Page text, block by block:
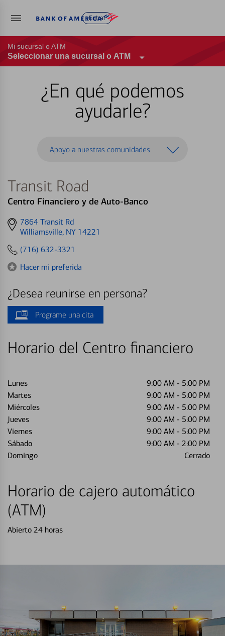
Entrar
Mi sucursal o ATM
Seleccionar una sucursal o ATM
¿En qué podemos
ayudarle?
Apoyo a nuestras comunidades
Transit Road
Centro Financiero y de Auto-Banco
Get
directions
7864 Transit Rd
Williamsville, NY 14221
(716) 632-3321
Hacer mi preferida
¿Desea reunirse en persona?
Programe una cita
Horario del Centro financiero
Lunes 9:00 AM - 5:00 PM
Martes
9:00 AM - 5:00 PM
Miércoles
9:00 AM - 5:00 PM
Jueves
9:00 AM - 5:00 PM
Viernes
9:00 AM - 5:00 PM
Sábado
9:00 AM - 2:00 PM
Domingo
Cerrado
Horario de cajero automático
(ATM)
Abierto 24 horas